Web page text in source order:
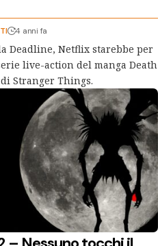
4 anni fa
Deadline, Netflix starebbe per
live-action del manga Death
Stranger Things.